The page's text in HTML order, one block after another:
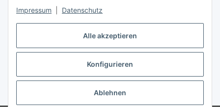
Alle akzeptieren
Konfigurieren
Ablehnen
Impressum Datenschutz
Gesetzliche Informationen
Vertrag widerrufen
Widerrufsbutton
* Alle Preise inkl. gesetzlicher USt., zzgl.Versand